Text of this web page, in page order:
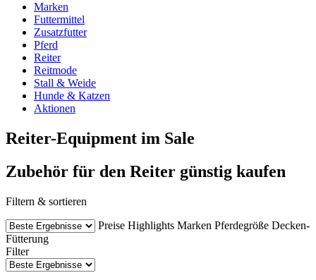
Marken
Futtermittel
Zusatzfutter
Pferd
Reiter
Reitmode
Stall & Weide
Hunde & Katzen
Aktionen
Reiter-Equipment im Sale
Zubehör für den Reiter günstig kaufen
Filtern & sortieren
Preise Highlights Marken Pferdegröße Decken-
Fütterung
Filter